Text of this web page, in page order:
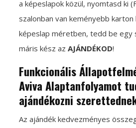
a képeslapok közül, nyomtasd ki
szalonban van keményebb
képeslap méretben, tedd be egy
máris kész az AJÁNDÉKOD!
Funkcionális
Aviva Alaptanfolyamot
ajándékozni
Az ajándék kedvezményes